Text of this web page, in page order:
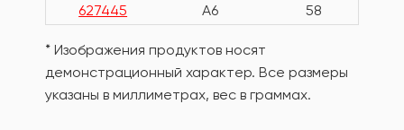
627445
A6 58
* Изображения продуктов носят
демонстрационный характер. Все размеры
указаны в миллиметрах, вес в граммах.